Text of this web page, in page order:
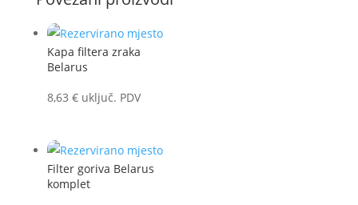
Kapa filtera zraka
Belarus
8,63 € uključ. PDV
Filter goriva Belarus
komplet